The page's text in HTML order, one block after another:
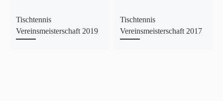
Tischtennis
Vereinsmeisterschaft 2019
Tischtennis
Vereinsmeisterschaft 2017